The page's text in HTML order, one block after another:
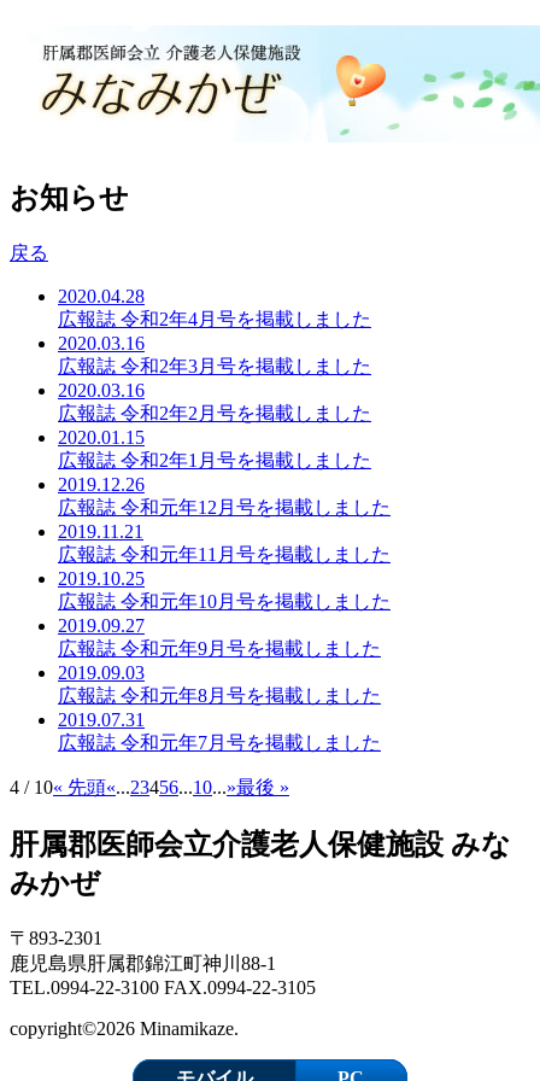
お知らせ
戻る
2020.04.28
広報誌 令和2年4月号を掲載しました
2020.03.16
広報誌 令和2年3月号を掲載しました
2020.03.16
広報誌 令和2年2月号を掲載しました
2020.01.15
広報誌 令和2年1月号を掲載しました
2019.12.26
広報誌 令和元年12月号を掲載しました
2019.11.21
広報誌 令和元年11月号を掲載しました
2019.10.25
広報誌 令和元年10月号を掲載しました
2019.09.27
広報誌 令和元年9月号を掲載しました
2019.09.03
広報誌 令和元年8月号を掲載しました
2019.07.31
広報誌 令和元年7月号を掲載しました
4 / 10« 先頭«...23456...10...»最後 »
肝属郡医師会立介護老人保健施設 みな
みかぜ
〒893-2301
鹿児島県肝属郡錦江町神川88-1
TEL.0994-22-3100 FAX.0994-22-3105
copyright©2026 Minamikaze.